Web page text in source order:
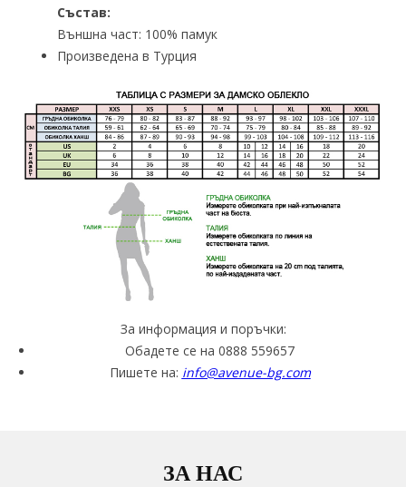
Състав:
Външна част: 100% памук
Произведена в Турция
За информация и поръчки:
Обадете се на 0888 559657
Пишете на: info@avenue-bg.com
ЗА НАС